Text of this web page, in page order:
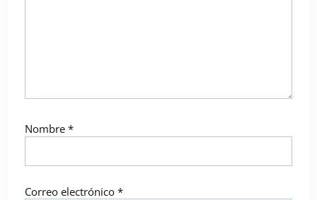
Nombre *
Correo electrónico *